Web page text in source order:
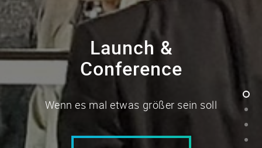
Launch &
Conference
Wenn es mal etwas größer sein soll